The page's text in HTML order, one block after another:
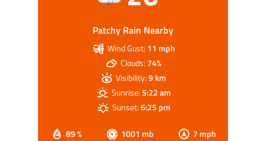
Patchy Rain Nearby
89 % 1001 mb 7 mph
Wind Gust: 11 mph
Clouds:74%
Visibility:9 km
Sunrise:5:22 am
Sunset:6:25 pm